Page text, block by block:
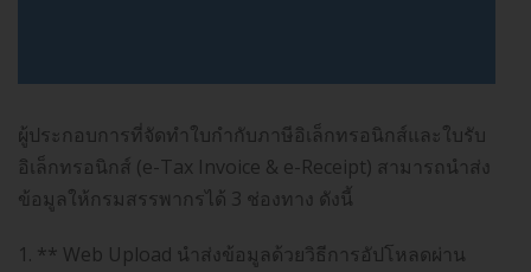
ผู้ประกอบการที่จัดทำใบกำกับภาษีอิเล็กทรอนิกส์และใบรับ
อิเล็กทรอนิกส์ (e-Tax Invoice & e-Receipt) สามารถนำส่ง
ข้อมูลให้กรมสรรพากรได้ 3 ช่องทาง ดังนี้
1. ** Web Upload นําส่งข้อมูลด้วยวิธีการอัปโหลดผ่าน